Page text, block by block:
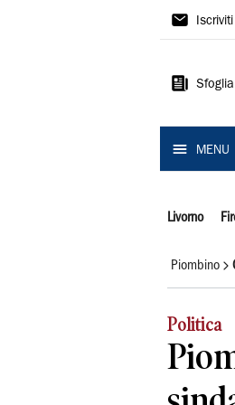
Il
MENU
Livorno
Piombino
Politica